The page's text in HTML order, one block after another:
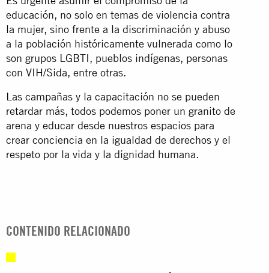
educación, no solo en temas de violencia contra
la mujer, sino frente a la discriminación y abuso
a la población históricamente vulnerada como lo
son grupos LGBTI, pueblos indígenas, personas
con VIH/Sida, entre otras.
Las campañas y la capacitación no se pueden
retardar más, todos podemos poner un granito de
arena y educar desde nuestros espacios para
crear conciencia en la igualdad de derechos y el
respeto por la vida y la dignidad humana.
CONTENIDO RELACIONADO